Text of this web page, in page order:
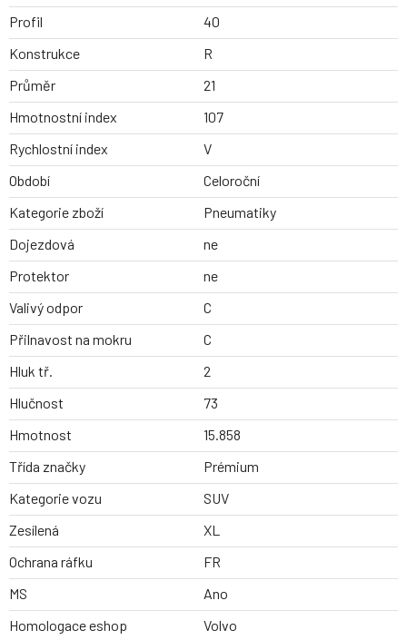
Profil
40
Konstrukce
R
Průměr
21
Hmotnostní index
107
Rychlostní index
V
Období
Celoroční
Kategorie zboží
Pneumatiky
Dojezdová
ne
Protektor
ne
Valivý odpor
C
Přilnavost na mokru
C
Hluk tř.
2
Hlučnost
73
Hmotnost
15.858
Třída značky
Prémium
Kategorie vozu
SUV
Zesílená
XL
Ochrana ráfku
FR
MS
Ano
Homologace eshop
Volvo